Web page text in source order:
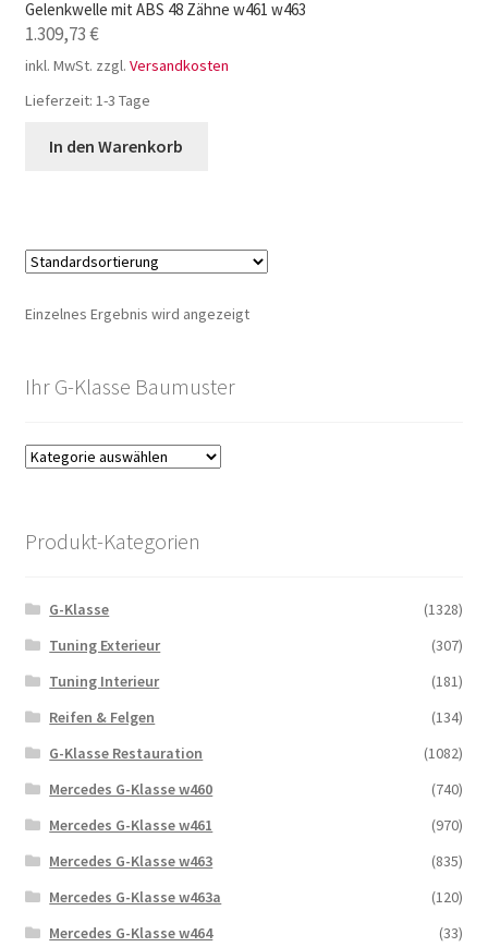
Gelenkwelle mit ABS 48 Zähne w461 w463
1.309,73€
inkl. MwSt. zzgl. Versandkosten
Lieferzeit: 1-3 Tage
In den Warenkorb
Einzelnes Ergebnis wird angezeigt
Ihr G-Klasse Baumuster
Produkt-Kategorien
G-Klasse
(1328)
Tuning Exterieur
(307)
Tuning Interieur
(181)
Reifen & Felgen
(134)
G-Klasse Restauration
(1082)
Mercedes G-Klasse w460
(740)
Mercedes G-Klasse w461
(970)
Mercedes G-Klasse w463
(835)
Mercedes G-Klasse w463a
(120)
Mercedes G-Klasse w464
(33)